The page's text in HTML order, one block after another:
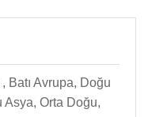
Batı Avrupa, Doğu
Orta Doğu,